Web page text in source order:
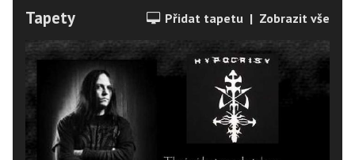
Tapety Přidat tapetu | Zobrazit vše